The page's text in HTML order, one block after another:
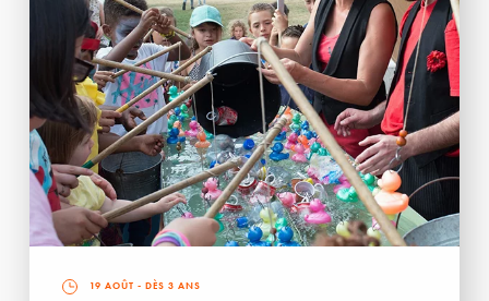
19 AOÛT - DÈS 3 ANS